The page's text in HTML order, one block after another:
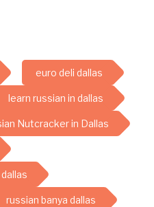
euro deli dallas
learn russian in dallas
Nutcracker in Dallas
russian banya dallas